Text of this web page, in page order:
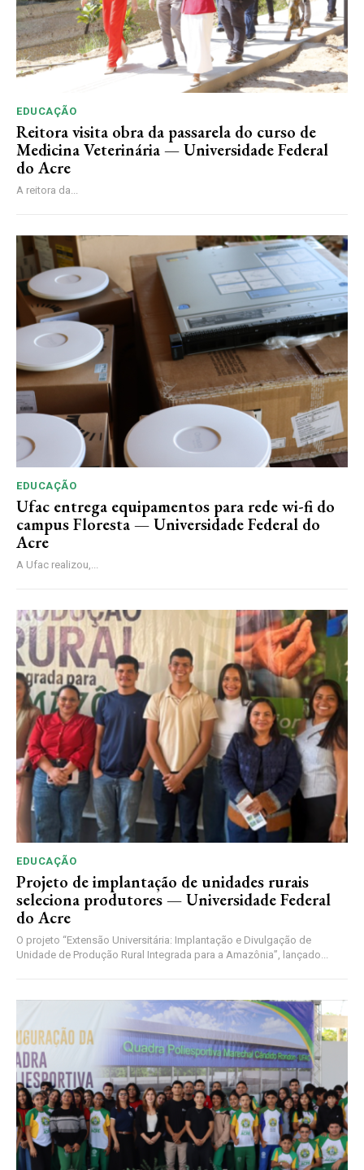
EDUCAÇÃO
Reitora visita obra da passarela do curso de
Medicina Veterinária — Universidade Federal
do Acre
A reitora da...
EDUCAÇÃO
Ufac entrega equipamentos para rede wi-fi do
campus Floresta — Universidade Federal do
Acre
A Ufac realizou,...
EDUCAÇÃO
Projeto de implantação de unidades rurais
seleciona produtores — Universidade Federal
do Acre
O projeto “Extensão Universitária: Implantação e Divulgação de
Unidade de Produção Rural Integrada para a Amazônia”, lançado...